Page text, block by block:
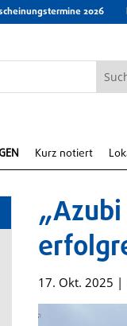
2026
Kurz notiert
17. Okt. 2025 |